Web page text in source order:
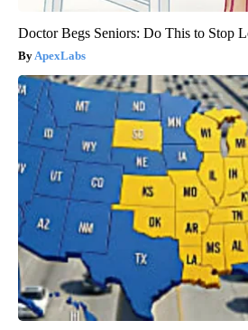
Doctor Begs Seniors: Do This to Stop
ApexLabs